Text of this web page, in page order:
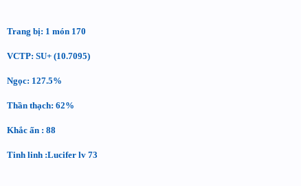
Trang bị: 1 món 170
VCTP: SU+ (10.7095)
Ngọc: 127.5%
Thần thạch: 62%
Khắc ấn : 88
Tinh linh :Lucifer lv 73